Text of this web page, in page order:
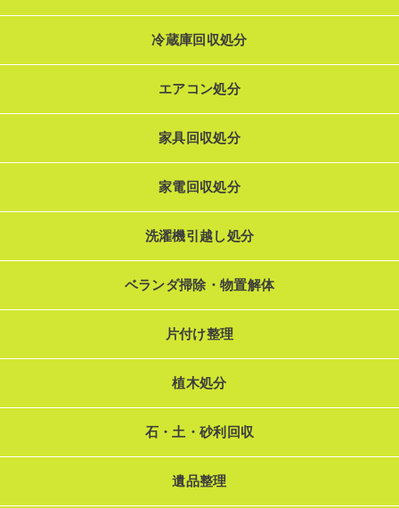
冷蔵庫回収処分
エアコン処分
家具回収処分
家電回収処分
洗濯機引越し処分
ベランダ掃除・物置解体
片付け整理
植木処分
石・土・砂利回収
遺品整理